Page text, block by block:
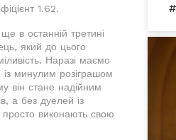
1.62.
в останній третині
який до цього
Наразі маємо
із минулим розіграшом
він стане надійним
а без дуелей із
виконають свою
#